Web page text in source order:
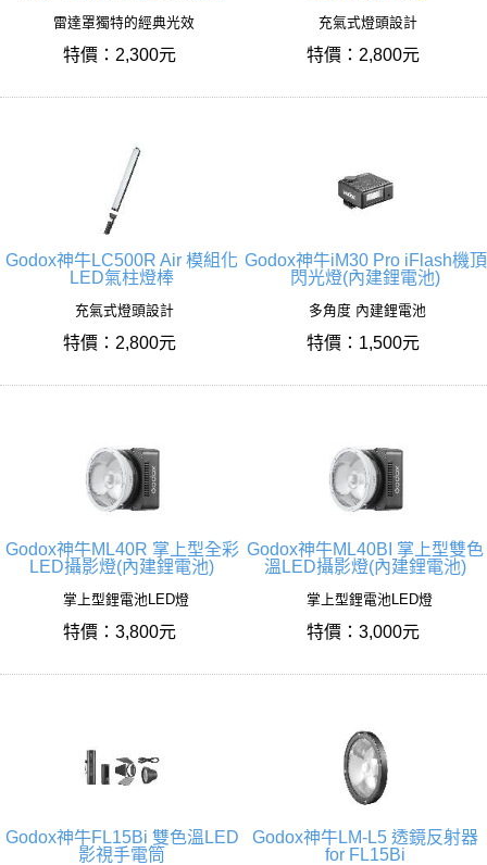
雷達罩獨特的經典光效
特價：2,300元
充氣式燈頭設計
特價：2,800元
Godox神牛LC500R Air 模組化
LED氣柱燈棒
充氣式燈頭設計
特價：2,800元
Godox神牛iM30 Pro iFlash機頂
閃光燈(內建鋰電池)
多角度 內建鋰電池
特價：1,500元
Godox神牛ML40R 掌上型全彩
LED攝影燈(內建鋰電池)
掌上型鋰電池LED燈
特價：3,800元
Godox神牛ML40BI 掌上型雙色
溫LED攝影燈(內建鋰電池)
掌上型鋰電池LED燈
特價：3,000元
Godox神牛FL15Bi 雙色溫LED
影視手電筒
Godox神牛LM-L5 透鏡反射器
for FL15Bi